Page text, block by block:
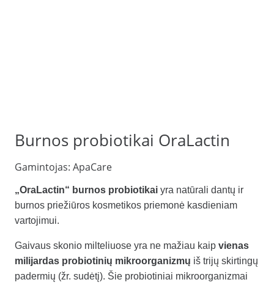
Burnos probiotikai OraLactin
Gamintojas: ApaCare
„OraLactin“ burnos probiotikai yra natūrali dantų ir
burnos priežiūros kosmetikos priemonė kasdieniam
vartojimui.
Gaivaus skonio milteliuose yra ne mažiau kaip vienas
milijardas probiotinių mikroorganizmų iš trijų skirtingų
padermių (žr. sudėtį). Šie probiotiniai mikroorganizmai